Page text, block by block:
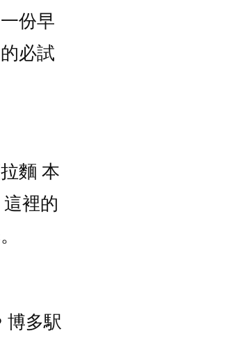
份早
必試
麵 本
裡的
博多駅